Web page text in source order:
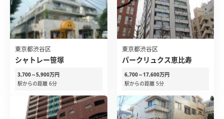
東京都渋谷区
シャトレー笹塚
3,700～5,900万円
駅からの距離 6分
東京都渋谷区
パークリュクス恵比寿
6,700～17,600万円
駅からの距離 5分